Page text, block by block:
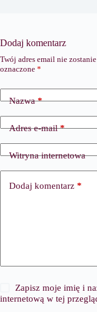
Dodaj komentarz
Twój adres email nie
oznaczone *
Nazwa*
Adres e-mail*
Witryna internetowa
Dodaj komentarz *
Zapisz moje imię i
internetową w tej